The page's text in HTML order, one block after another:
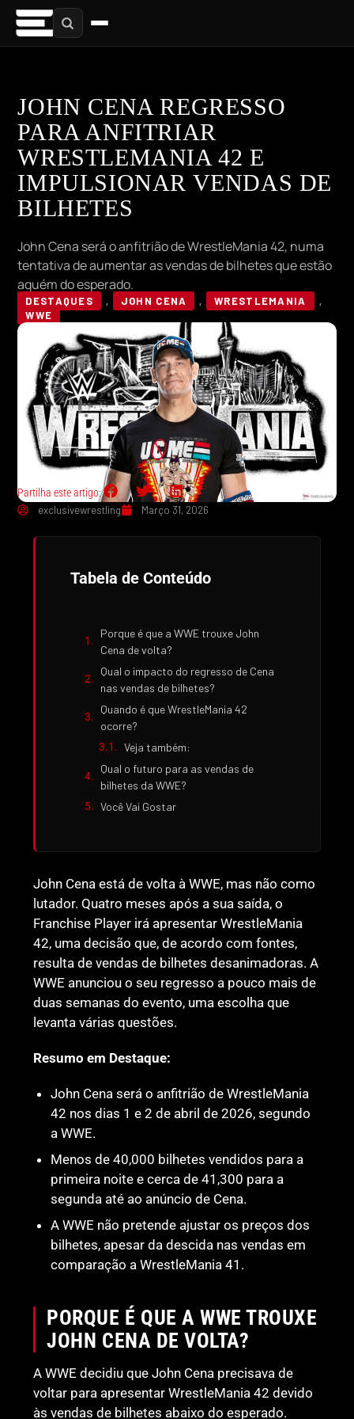
JOHN CENA REGRESSO
PARA ANFITRIAR
WRESTLEMANIA 42 E
IMPULSIONAR VENDAS DE
BILHETES
John Cena será o anfitrião de WrestleMania 42, numa
tentativa de aumentar as vendas de bilhetes que estão
aquém do esperado.
DESTAQUES , JOHN CENA , WRESTLEMANIA
,
WWE
Partilha este artigo:
exclusivewrestling
Março 31, 2026
Tabela de Conteúdo
Porque é que a WWE trouxe John
Cena de volta?
Qual o impacto do regresso de Cena
nas vendas de bilhetes?
Quando é que WrestleMania 42
ocorre?
Veja também:
Qual o futuro para as vendas de
bilhetes da WWE?
Você Vai Gostar
John Cena está de volta à WWE, mas não como
lutador. Quatro meses após a sua saída, o
Franchise Player irá apresentar WrestleMania
42, uma decisão que, de acordo com fontes,
resulta de vendas de bilhetes desanimadoras. A
WWE anunciou o seu regresso a pouco mais de
duas semanas do evento, uma escolha que
levanta várias questões.
Resumo em Destaque:
John Cena será o anfitrião de WrestleMania
42 nos dias 1 e 2 de abril de 2026, segundo
a WWE.
Menos de 40,000 bilhetes vendidos para a
primeira noite e cerca de 41,300 para a
segunda até ao anúncio de Cena.
A WWE não pretende ajustar os preços dos
bilhetes, apesar da descida nas vendas em
comparação a WrestleMania 41.
PORQUE É QUE A WWE TROUXE
JOHN CENA DE VOLTA?
A WWE decidiu que John Cena precisava de
voltar para apresentar WrestleMania 42 devido
às vendas de bilhetes abaixo do esperado.